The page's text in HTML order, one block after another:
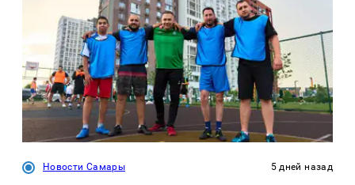
Новости Самары 5 дней назад